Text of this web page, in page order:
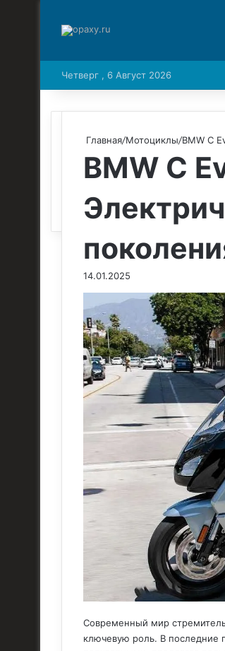
Четверг , 6 Август 2026
Главная/Мотоциклы/BMW C
BMW C
14.01.2025
Современный мир
ключевую роль. В последние